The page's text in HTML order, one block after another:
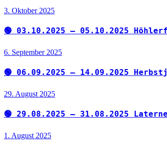
3. Oktober 2025
🟢 03.10.2025 – 05.10.2025
6. September 2025
🟢 06.09.2025 – 14.09.2025
29. August 2025
🟢 29.08.2025 – 31.08.2025
1. August 2025